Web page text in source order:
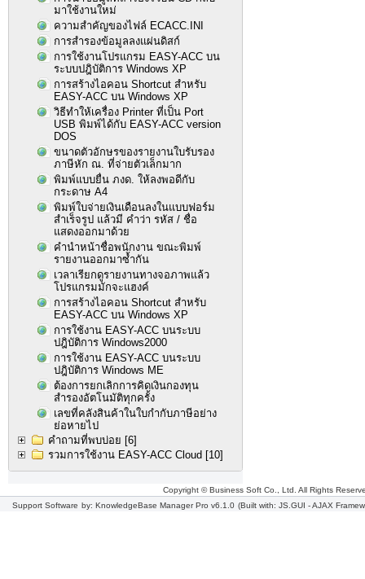
มาใช้งานใหม่
ความสำคัญของไฟล์ ECACC.INI
การสำรองข้อมูลลงแผ่นดิสก์
การใช้งานโปรแกรม EASY-ACC บน
ระบบปฎิบัติการ Windows XP
การสร้างไอคอน Shortcut สำหรับ
EASY-ACC บน Windows XP
วิธีทำให้เครื่อง Printer ที่เป็น Port
USB พิมพ์ได้กับ EASY-ACC version
DOS
ขนาดตัวอักษรของรายงานใบรับรอง
ภาษีหัก ณ. ที่จ่ายตัวเล็กมาก
พิมพ์แบบยื่น ภงด. ให้ลงพอดีกับ
กระดาษ A4
พิมพ์ใบจ่ายเงินเดือนลงในแบบฟอร์ม
สำเร็จรูป แล้วมี คำว่า รหัส / ชื่อ
แสดงออกมาด้วย
คำนำหน้าชื่อพนักงาน ขณะพิมพ์
รายงานออกมาซ้ำกัน
เวลาเรียกดูรายงานทางจอภาพแล้ว
โปรแกรมมักจะแฮงค์
การสร้างไอคอน Shortcut สำหรับ
EASY-ACC บน Windows XP
การใช้งาน EASY-ACC บนระบบ
ปฎิบัติการ Windows2000
การใช้งาน EASY-ACC บนระบบ
ปฎิบัติการ Windows ME
ต้องการยกเลิกการคิดเงินกองทุน
สำรองอัตโนมัติทุกครั้ง
เลขที่คลังสินค้าในใบกำกับภาษีอย่าง
ย่อหายไป
คำถามที่พบบ่อย [6]
รวมการใช้งาน EASY-ACC Cloud [10]
Copyright © Business Soft Co., Ltd. All Rights
Support Software by: KnowledgeBase Manager Pro v6.1.0 (Built with: JS.GUI -AJAX